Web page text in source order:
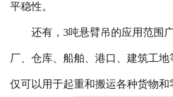
平稳性。
还有，3吨悬臂吊的应用范围
厂、仓库、船舶、港口、建筑工
仅可以用于起重和搬运各种货物和